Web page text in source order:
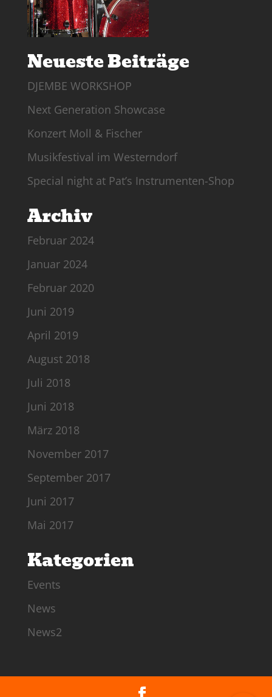
Neueste Beiträge
DJEMBE WORKSHOP
Next Generation Showcase
Konzert Moll & Fischer
Musikfestival im Westerndorf
Special night at Pat’s Instrumenten-Shop
Archiv
Februar 2024
Januar 2024
Februar 2020
Juni 2019
April 2019
August 2018
Juli 2018
Juni 2018
März 2018
November 2017
September 2017
Juni 2017
Mai 2017
Kategorien
Events
News
News2